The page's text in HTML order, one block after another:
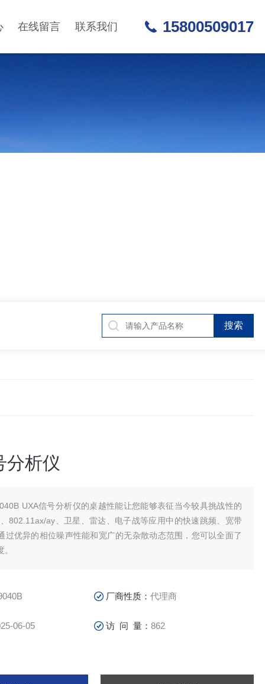
在线留言 联系我们 15800509017
分析仪
UXA信号分析仪的桌越性能让您能够表征当今较具挑战性的
802.11ax/ay、卫星、雷达、电子战等应用中的快速跳频、宽带
过优异的相位噪声性能和宽广的无杂散动态范围，您可以全面了
厂商性质：代理商
06-05 访 问 量：862